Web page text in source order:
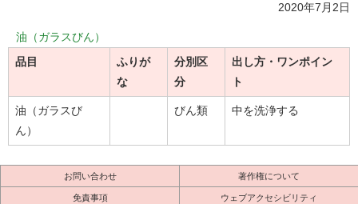
2020年7月2日
油（ガラスびん）
品目
ふりが
な
分別区
分
出し方・ワンポイン
ト
油（ガラスび
ん）
びん類 中を洗浄する
お問い合わせ 著作権について
免責事項 ウェブアクセシビリティ